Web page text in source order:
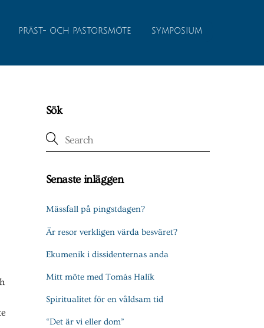
PRÄST- OCH PASTORSMÖTE SYMPOSIUM
Sök
Senaste inläggen
Mässfall på pingstdagen?
Är resor verkligen värda besväret?
Ekumenik i dissidenternas anda
Mitt möte med Tomás Halík
Spiritualitet för en våldsam tid
“Det är vi eller dom”